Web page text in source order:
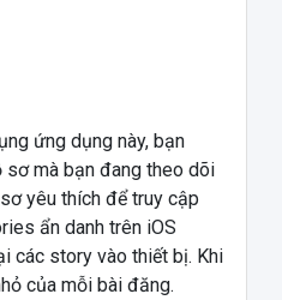
ứng dụng này, bạn
sơ mà bạn đang theo dõi
yêu thích để truy cập
ẩn danh trên iOS
các story vào thiết bị. Khi
của mỗi bài đăng.